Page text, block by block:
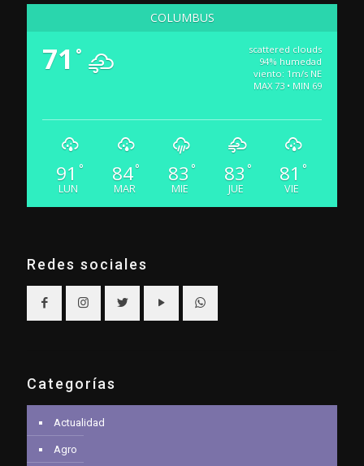
COLUMBUS
71 °
scattered clouds
94% humedad
viento: 1m/s NE
MAX 73 • MIN 69
91 °
LUN
84°
MAR
83 °
MIE
83 °
JUE
81 °
VIE
Redes sociales
Categorías
Actualidad
Agro